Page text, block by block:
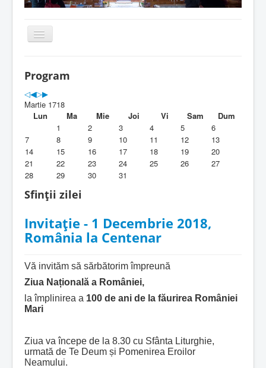
Duhovnicesti
Servicii religioase
Alte legaturi
Biblioteca Parohiei
Foaia Parohiei
Activitati copii si tineri
Program
Martie 1718
Lun
Ma Mie Joi Vi Sam
Dum
1
2 3 4 5
6
7
8 9 10 11 12
13
14
15 16 17 18 19
20
21
22 23 24 25 26
27
28
29 30 31
Sfinții zilei
Invitație - 1 Decembrie 2018,
România la Centenar
Vă invităm să sărbătorim împreună
Ziua Națională a României,
la împlinirea a 100 de ani de la făurirea României
Mari
Ziua va începe de la 8.30 cu Sfânta Liturghie,
urmată de Te Deum și Pomenirea Eroilor
Neamului.